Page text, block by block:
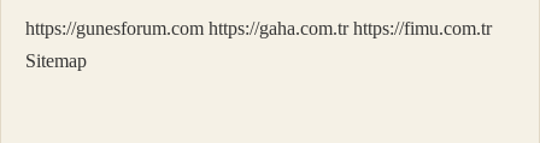
https://gunesforum.com https://gaha.com.tr https://fimu.com.tr
Sitemap